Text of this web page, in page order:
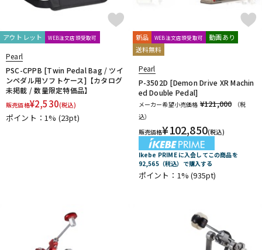
アウトレット WEB注文店頭受取可
Pearl
PSC-CPPB [Twin Pedal Bag / ツイ
ンペダル用ソフトケース]【カタログ
未掲載 / 数量限定特価品】
販売価格¥2,530(税込)
ポイント：1% (23pt)
新品 WEB注文店頭受取可
動画あり
送料無料
Pearl
P-3502D [Demon Drive XR Machin
ed Double Pedal]
メーカー希望小売価格 ¥121,000
（税
込）
販売価格¥102,850(税込)
Ikebe PRIME に入会してこの商品を
92,565（税込）で購入する
ポイント：1%(935pt)